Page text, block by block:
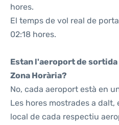
hores.
El temps de vol real de
02:18 hores.
Estan l'aeroport de
Zona Horària?
No, cada aeroport està en
Les hores mostrades a dalt,
local de cada respectiu